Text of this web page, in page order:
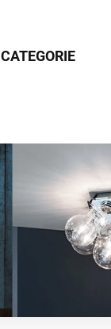
CATEGORIE